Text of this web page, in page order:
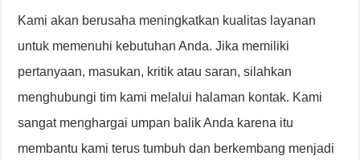
Kami akan berusaha meningkatkan kualitas layanan
untuk memenuhi kebutuhan Anda. Jika memiliki
pertanyaan, masukan, kritik atau saran, silahkan
menghubungi tim kami melalui halaman kontak. Kami
sangat menghargai umpan balik Anda karena itu
membantu kami terus tumbuh dan berkembang menjadi